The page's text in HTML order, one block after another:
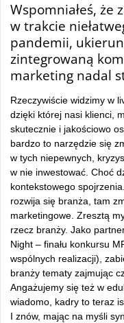
Wspomniałeś, że
w trakcie
pandemii,
zintegrowaną
marketing nadal
Rzeczywiście widzimy w
dzięki której nasi klienci,
skutecznie i jakościowo
bardzo to narzędzie się
w tych niepewnych,
w nie inwestować. Choć
kontekstowego
rozwija się branża, tam
marketingowe. Zresztą
rzecz branży. Jako
Night – finału konkursu
wspólnych realizacji),
branży tematy zajmując
Angażujemy się też w
wiadomo, kadry to teraz
I znów, mając na myśli